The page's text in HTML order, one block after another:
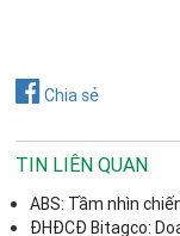
Chia sẻ
TIN LIÊN QUAN
ABS: Tầm nhìn
ĐHĐCĐ Bitagco: